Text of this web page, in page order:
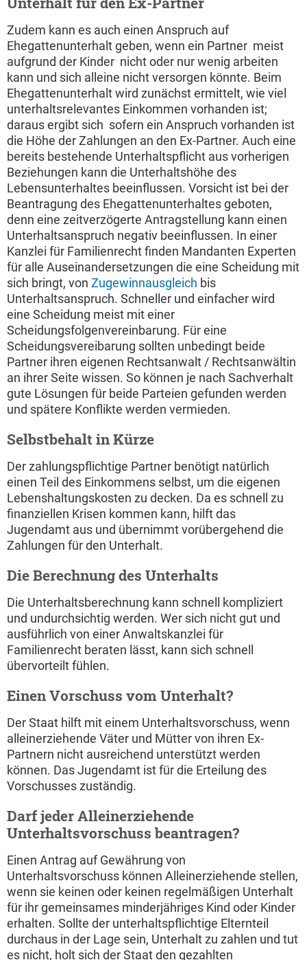
Zudem kann es auch einen Anspruch auf
Ehegattenunterhalt geben, wenn ein Partner  meist
aufgrund der Kinder  nicht oder nur wenig arbeiten
kann und sich alleine nicht versorgen könnte. Beim
Ehegattenunterhalt wird zunächst ermittelt, wie viel
unterhaltsrelevantes Einkommen vorhanden ist;
daraus ergibt sich  sofern ein Anspruch vorhanden ist 
die Höhe der Zahlungen an den Ex-Partner. Auch eine
bereits bestehende Unterhaltspflicht aus vorherigen
Beziehungen kann die Unterhaltshöhe des
Lebensunterhaltes beeinflussen. Vorsicht ist bei der
Beantragung des Ehegattenunterhaltes geboten,
denn eine zeitverzögerte Antragstellung kann einen
Unterhaltsanspruch negativ beeinflussen. In einer
Kanzlei für Familienrecht finden Mandanten Experten
für alle Auseinandersetzungen die eine Scheidung mit
sich bringt, von Zugewinnausgleich bis
Unterhaltsanspruch. Schneller und einfacher wird
eine Scheidung meist mit einer
Scheidungsfolgenvereinbarung. Für eine
Scheidungsvereibarung sollten unbedingt beide
Partner ihren eigenen Rechtsanwalt / Rechtsanwältin
an ihrer Seite wissen. So können je nach Sachverhalt
gute Lösungen für beide Parteien gefunden werden
und spätere Konflikte werden vermieden.
Selbstbehalt in Kürze
Der zahlungspflichtige Partner benötigt natürlich
einen Teil des Einkommens selbst, um die eigenen
Lebenshaltungskosten zu decken. Da es schnell zu
finanziellen Krisen kommen kann, hilft das
Jugendamt aus und übernimmt vorübergehend die
Zahlungen für den Unterhalt.
Die Berechnung des Unterhalts
Die Unterhaltsberechnung kann schnell kompliziert
und undurchsichtig werden. Wer sich nicht gut und
ausführlich von einer Anwaltskanzlei für
Familienrecht beraten lässt, kann sich schnell
übervorteilt fühlen.
Einen Vorschuss vom Unterhalt?
Der Staat hilft mit einem Unterhaltsvorschuss, wenn
alleinerziehende Väter und Mütter von ihren Ex-
Partnern nicht ausreichend unterstützt werden
können. Das Jugendamt ist für die Erteilung des
Vorschusses zuständig.
Darf jeder Alleinerziehende
Unterhaltsvorschuss beantragen?
Einen Antrag auf Gewährung von
Unterhaltsvorschuss können Alleinerziehende stellen,
wenn sie keinen oder keinen regelmäßigen Unterhalt
für ihr gemeinsames minderjähriges Kind oder Kinder
erhalten. Sollte der unterhaltspflichtige Elternteil
durchaus in der Lage sein, Unterhalt zu zahlen und tut
es nicht, holt sich der Staat den gezahlten